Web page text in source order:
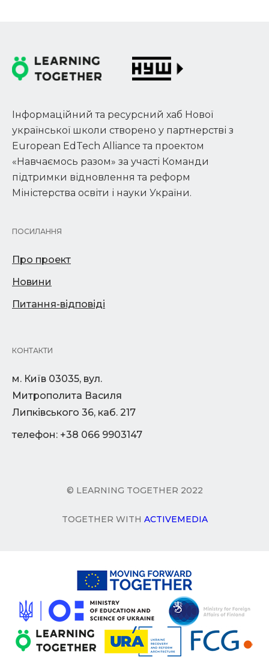
Інформаційний та ресурсний хаб Нової
української школи створено у партнерстві з
European EdTech Alliance та проектом
«Навчаємось разом» за участі Команди
підтримки відновлення та реформ
Міністерства освіти і науки України.
ПОСИЛАННЯ
Про проект
Новини
Питання-відповіді
КОНТАКТИ
м. Київ 03035, вул.
Митрополита Василя
Липківського 36, каб. 217
телефон: +38 066 9903147
© LEARNING TOGETHER 2022
TOGETHER WITH ACTIVEMEDIA